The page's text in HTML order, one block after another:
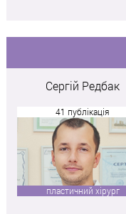
Сергій Редбак
41 публікація
пластичний хірург